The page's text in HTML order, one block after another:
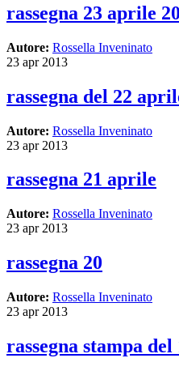
rassegna 23 aprile
Autore: Rossella Inveninato
23 apr 2013
rassegna del 22
Autore: Rossella Inveninato
23 apr 2013
rassegna 21 aprile
Autore: Rossella Inveninato
23 apr 2013
rassegna 20
Autore: Rossella Inveninato
23 apr 2013
rassegna stampa